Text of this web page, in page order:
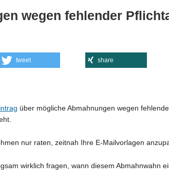
wegen fehlender
tweet share
über mögliche Abmahnungen wegen
nur raten, zeitnah Ihre E-Mailvorlagen
wirklich fragen, wann diesem Abmahnwahn